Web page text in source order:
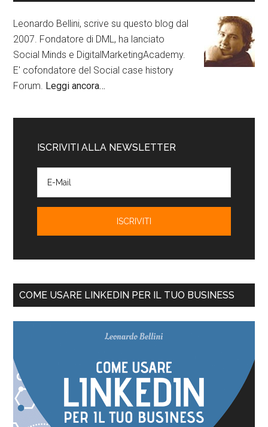
Leonardo Bellini, scrive su questo blog dal
2007. Fondatore di DML, ha lanciato
Social Minds e DigitalMarketingAcademy.
E' cofondatore del Social case history
Forum. Leggi ancora…
ISCRIVITI ALLA NEWSLETTER
COME USARE LINKEDIN PER IL TUO BUSINESS